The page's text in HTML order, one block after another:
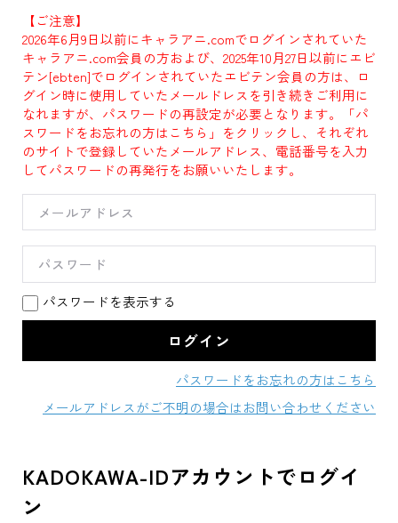
【ご注意】
2026年6月9日以前にキャラアニ.comでログインされていた
キャラアニ.com会員の方および、2025年10月27日以前にエビ
テン[ebten]でログインされていたエビテン会員の方は、ロ
グイン時に使用していたメールドレスを引き続きご利用に
なれますが、パスワードの再設定が必要となります。「パ
スワードをお忘れの方はこちら」をクリックし、それぞれ
のサイトで登録していたメールアドレス、電話番号を入力
してパスワードの再発行をお願いいたします。
パスワードを表示する
パスワードをお忘れの方はこちら
メールアドレスがご不明の場合はお問い合わせください
KADOKAWA-IDアカウントでログイ
ン